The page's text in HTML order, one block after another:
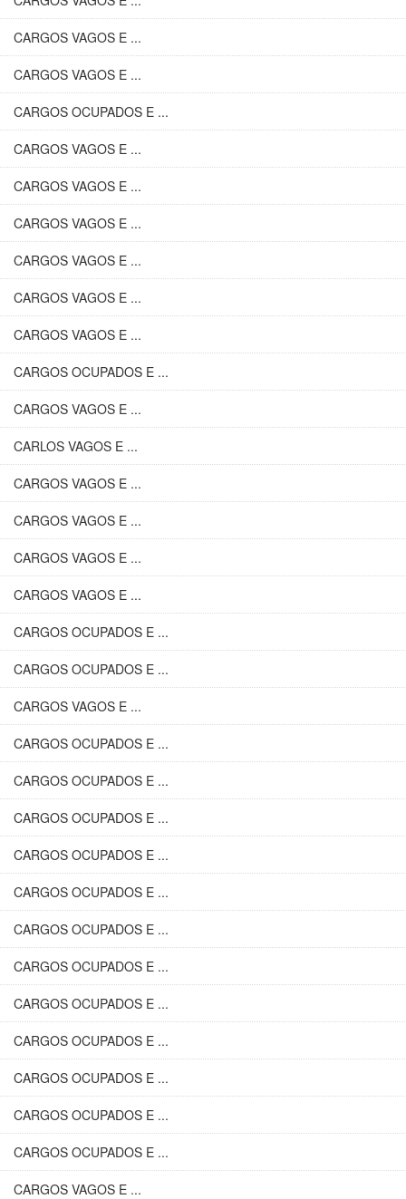
CARGOS VAGOS E ...
CARGOS VAGOS E ...
CARGOS OCUPADOS E ...
CARGOS VAGOS E ...
CARGOS VAGOS E ...
CARGOS VAGOS E ...
CARGOS VAGOS E ...
CARGOS VAGOS E ...
CARGOS VAGOS E ...
CARGOS OCUPADOS E ...
CARGOS VAGOS E ...
CARLOS VAGOS E ...
CARGOS VAGOS E ...
CARGOS VAGOS E ...
CARGOS VAGOS E ...
CARGOS VAGOS E ...
CARGOS OCUPADOS E ...
CARGOS OCUPADOS E ...
CARGOS VAGOS E ...
CARGOS OCUPADOS E ...
CARGOS OCUPADOS E ...
CARGOS OCUPADOS E ...
CARGOS OCUPADOS E ...
CARGOS OCUPADOS E ...
CARGOS OCUPADOS E ...
CARGOS OCUPADOS E ...
CARGOS OCUPADOS E ...
CARGOS OCUPADOS E ...
CARGOS OCUPADOS E ...
CARGOS OCUPADOS E ...
CARGOS OCUPADOS E ...
CARGOS VAGOS E ...